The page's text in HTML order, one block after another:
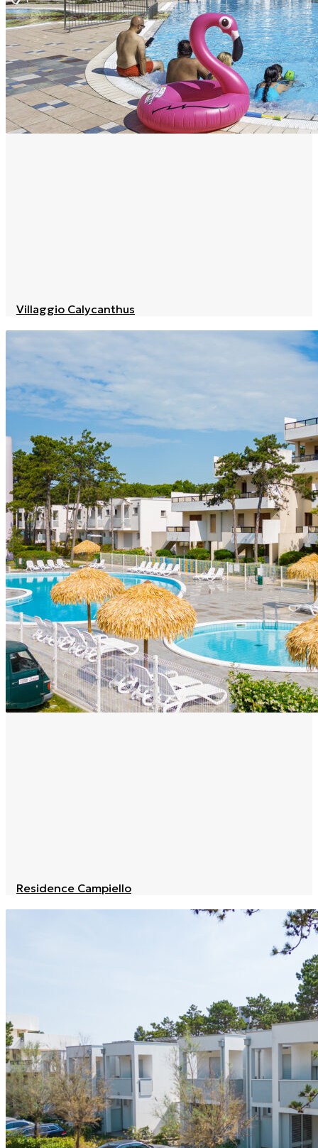
Villaggio Calycanthus
Residence Campiello